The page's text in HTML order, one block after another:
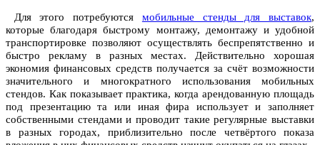
Для этого потребуются мобильные стенды для выставок,
которые благодаря быстрому монтажу, демонтажу и удобной
транспортировке позволяют осуществлять беспрепятственно и
быстро рекламу в разных местах. Действительно хорошая
экономия финансовых средств получается за счёт возможности
значительного и многократного использования мобильных
стендов. Как показывает практика, когда арендованную площадь
под презентацию та или иная фира использует и заполняет
собственными стендами и проводит такие регулярные выставки
в разных городах, приблизительно после четвёртого показа